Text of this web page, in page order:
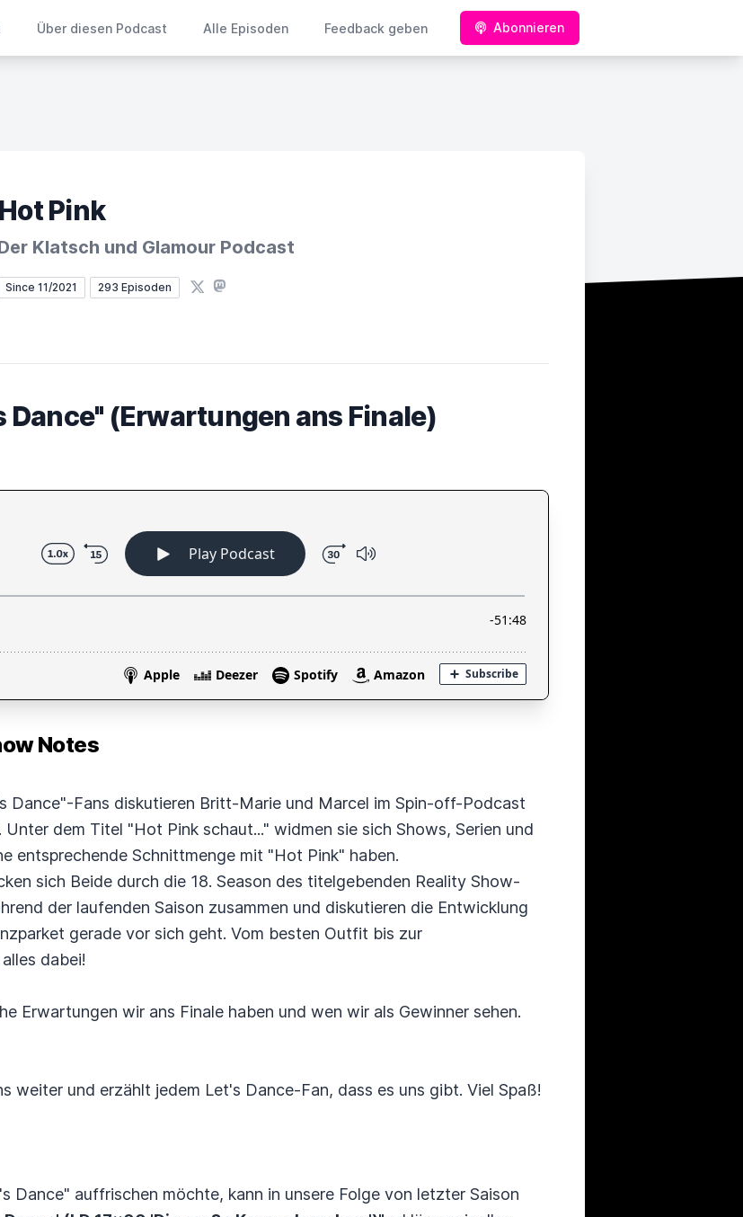
Über diesen Podcast Alle Episoden Feedback geben Abonnieren
Hot Pink
Klatsch und Glamour Podcast
Since 11/2021 293 Episoden X Mastodon
Dance" (Erwartungen ans Finale)
Notes
Dance"-Fans diskutieren Britt-Marie und Marcel im Spin-off-Podcast
dem Titel "Hot Pink schaut..." widmen sie sich Shows, Serien und
entsprechende Schnittmenge mit "Hot Pink" haben.
sich Beide durch die 18. Season des titelgebenden Reality Show-
der laufenden Saison zusammen und diskutieren die Entwicklung
gerade vor sich geht. Vom besten Outfit bis zur
dabei!
Erwartungen wir ans Finale haben und wen wir als Gewinner sehen.
weiter und erzählt jedem Let's Dance-Fan, dass es uns gibt. Viel Spaß!
Dance" auffrischen möchte, kann in unsere Folge von letzter Saison